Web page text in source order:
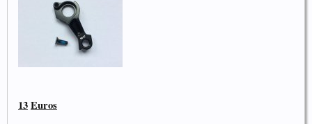
13Euros